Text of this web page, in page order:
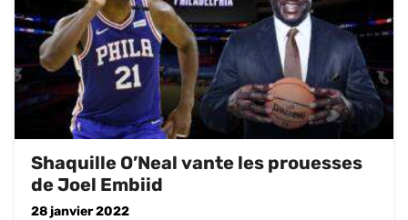
Shaquille O’Neal vante les prouesses
de Joel Embiid
28 janvier 2022